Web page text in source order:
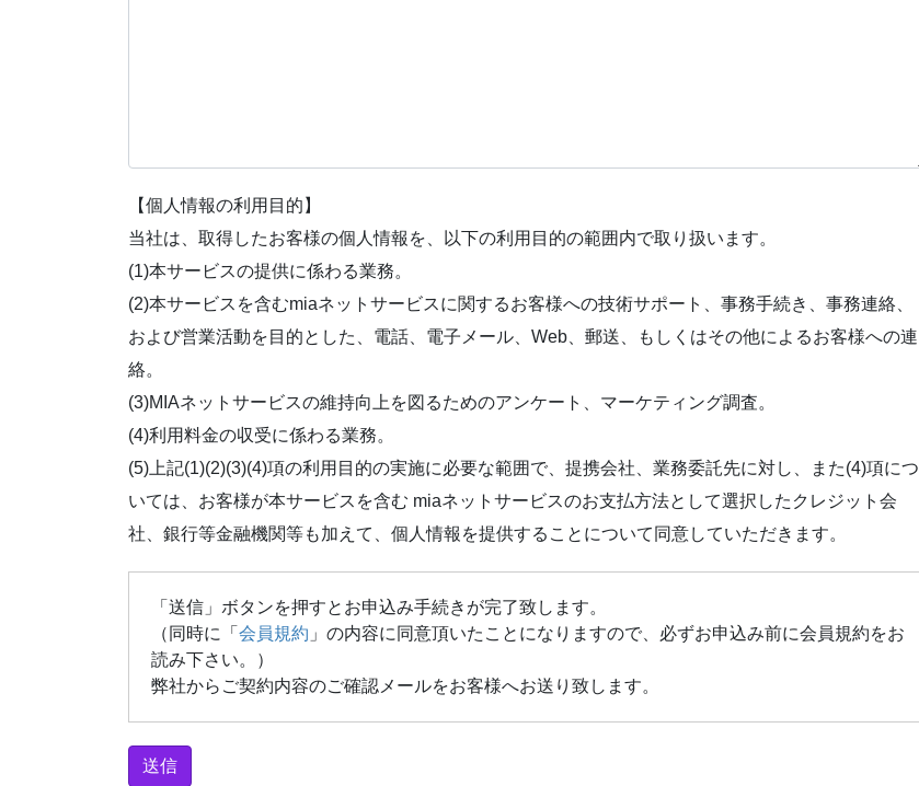
【個人情報の利用目的】
当社は、取得したお客様の個人情報を、以下の利用目的の範囲内で取り扱います。
(1)本サービスの提供に係わる業務。
(2)本サービスを含むmiaネットサービスに関するお客様への技術サポート、事務手続き、事務連絡、
および営業活動を目的とした、電話、電子メール、Web、郵送、もしくはその他によるお客様への連
絡。
(3)MIAネットサービスの維持向上を図るためのアンケート、マーケティング調査。
(4)利用料金の収受に係わる業務。
(5)上記(1)(2)(3)(4)項の利用目的の実施に必要な範囲で、提携会社、業務委託先に対し、また(4)項につ
いては、お客様が本サービスを含む miaネットサービスのお支払方法として選択したクレジット会
社、銀行等金融機関等も加えて、個人情報を提供することについて同意していただきます。
「送信」ボタンを押すとお申込み手続きが完了致します。
（同時に「 会員規約 」の内容に同意頂いたことになりますので、必ずお申込み前に会員規約をお
読み下さい。）
弊社からご契約内容のご確認メールをお客様へお送り致します。